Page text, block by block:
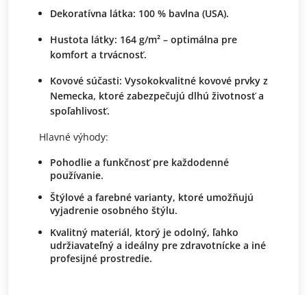
Dekoratívna látka: 100 % bavlna (USA).
Hustota látky: 164 g/m² – optimálna pre
komfort a trvácnosť.
Kovové súčasti: Vysokokvalitné kovové prvky z
Nemecka, ktoré zabezpečujú dlhú životnosť a
spoľahlivosť.
Hlavné výhody:
Pohodlie a funkčnosť pre každodenné
používanie.
Štýlové a farebné varianty, ktoré umožňujú
vyjadrenie osobného štýlu.
Kvalitný materiál, ktorý je odolný, ľahko
udržiavateľný a ideálny pre zdravotnícke a iné
profesijné prostredie.